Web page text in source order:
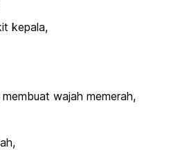
kepala,
wajah memerah,